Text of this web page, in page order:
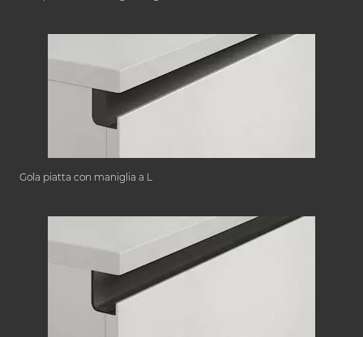
Gola piatta con maniglia a L